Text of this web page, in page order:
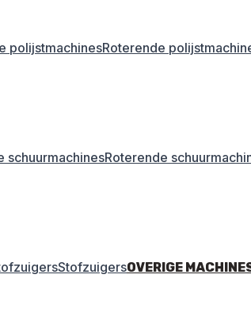
polijstmachinesRoterende
schuurmachinesRoterende
StofzuigersOVERIGE